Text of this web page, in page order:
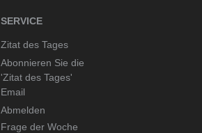
SERVICE
Zitat des Tages
Abonnieren Sie die
'Zitat des Tages'
Email
Abmelden
Frage der Woche